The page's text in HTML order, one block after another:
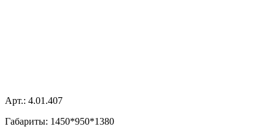
Арт.: 4.01.407
Габариты: 1450*950*1380